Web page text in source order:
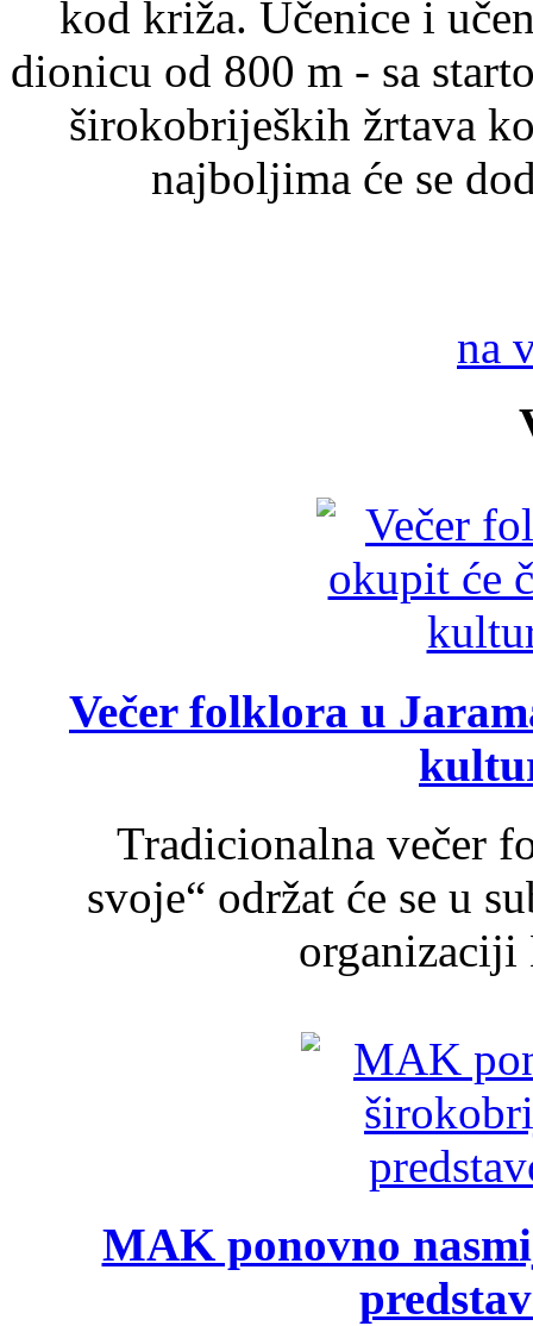
kod križa. Učenice i
dionicu od 800 m - sa
širokobrijeških žrtava
najboljima će se
na
Večer folklora u
Tradicionalna večer
svoje“ održat će se u
organizaciji
MAK ponovno